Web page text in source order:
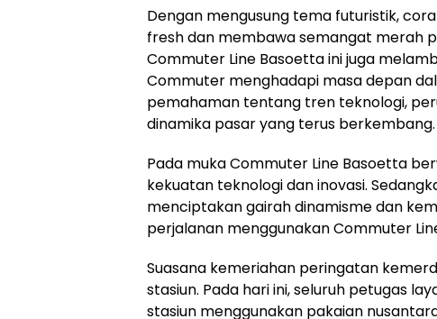
Dengan mengusung tema futuristik,
fresh dan membawa semangat merah
Commuter Line Basoetta ini juga
Commuter menghadapi masa depan
pemahaman tentang tren teknologi,
dinamika pasar yang terus berkembang.
Pada muka Commuter Line Basoetta
kekuatan teknologi dan inovasi.
menciptakan gairah dinamisme dan
perjalanan menggunakan Commuter
Suasana kemeriahan peringatan
stasiun. Pada hari ini, seluruh petugas
stasiun menggunakan pakaian